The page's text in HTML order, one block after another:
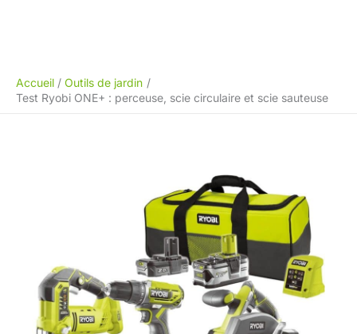
Accueil
Outils de jardin
Test Ryobi ONE+ : perceuse, scie circulaire et scie sauteuse